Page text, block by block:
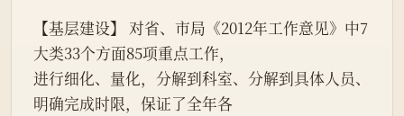
【基层建设】 对省、市局《2012年工作意见》中7
大类33个方面85项重点工作，
进行细化、量化，分解到科室、分解到具体人员、
明确完成时限，保证了全年各